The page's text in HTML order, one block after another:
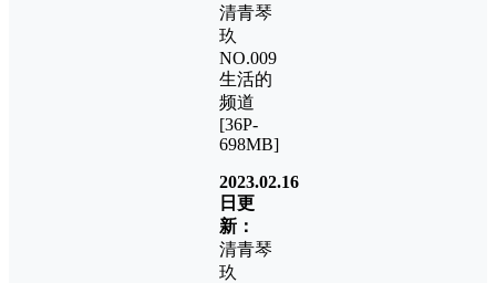
清青琴
玖
NO.009
生活的
频道
[36P-
698MB]
2023.02.16
日更
新：
清青琴
玖